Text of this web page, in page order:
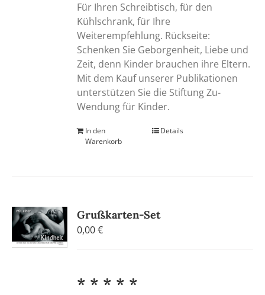
Für Ihren Schreibtisch, für den
Kühlschrank, für Ihre
Weiterempfehlung. Rückseite:
Schenken Sie Geborgenheit, Liebe und
Zeit, denn Kinder brauchen ihre Eltern.
Mit dem Kauf unserer Publikationen
unterstützen Sie die Stiftung Zu-
Wendung für Kinder.
In den
Warenkorb
Details
Grußkarten-Set
0,00€
* * * * *